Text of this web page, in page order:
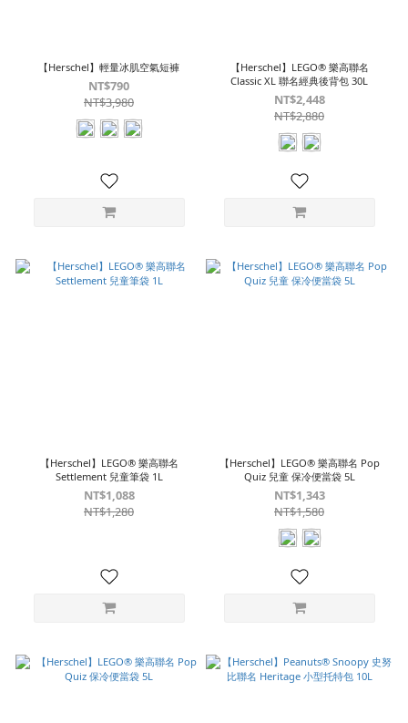
【Herschel】輕量冰肌空氣短褲
NT$790
NT$3,980
【Herschel】LEGO® 樂高聯名
Classic XL 聯名經典後背包 30L
NT$2,448
NT$2,880
【Herschel】LEGO® 樂高聯名
Settlement 兒童筆袋 1L
NT$1,088
NT$1,280
【Herschel】LEGO® 樂高聯名 Pop
Quiz 兒童 保冷便當袋 5L
NT$1,343
NT$1,580